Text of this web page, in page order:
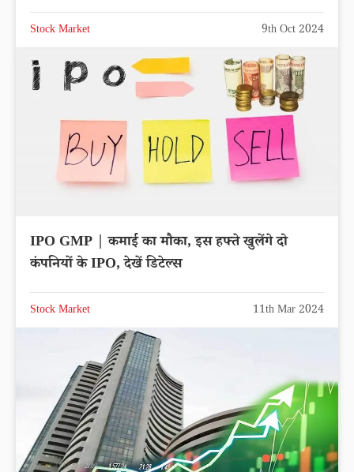
Stock Market 9th Oct 2024
IPO GMP | कमाई का मौका, इस हफ्ते खुलेंगे दो
कंपनियों के IPO, देखें डिटेल्स
Stock Market 11th Mar 2024